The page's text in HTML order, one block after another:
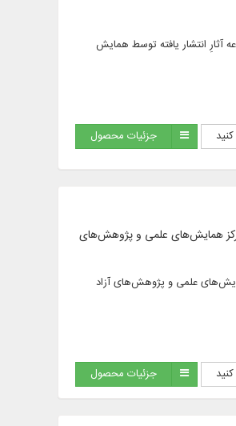
كتاب كافی، مجموعه آثارِ انتشار یافته توسط همایش
جزئیات محصول
و «مرکز همایش‌های علمی و پژوهش‌های
همایش‌های علمی و پژوهش‌های آزاد
جزئیات محصول